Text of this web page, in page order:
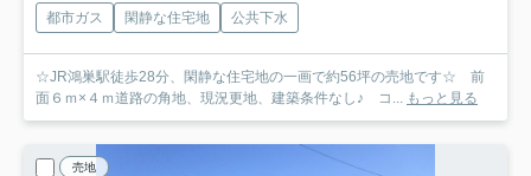
都市ガス 閑静な住宅地 公共下水
☆JR鴻巣駅徒歩28分、閑静な住宅地の一画で約56坪の売地です☆ 前
面６ｍ×４ｍ道路の角地、現況更地、建築条件なし♪ コ... もっと見る
売地